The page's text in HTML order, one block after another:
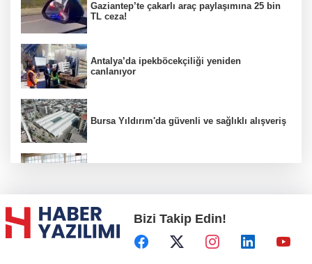
Gaziantep’te çakarlı araç paylaşımına 25 bin
TL ceza!
Antalya’da ipekböcekçiliği yeniden
canlanıyor
Bursa Yıldırım'da güvenli ve sağlıklı alışveriş
Başkent'in göletlerinde temizlik ve bakım
sürüyor
Bizi Takip Edin!